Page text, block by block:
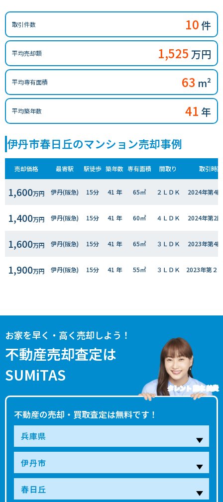
取引件数 10件
平均売却額 1,525 万円
平均専有面積 63 m²
平均築年数 41 年
伊丹市春日丘のマンション売却事例
売却価格 最寄駅 駅徒歩 築年数 専有面積 間取り 取引時期
1,600万円 伊丹(阪急) 15分 41 年 65㎡ ２ＬＤＫ 2024年第4
1,400万円 伊丹(阪急) 15分 41 年 60㎡ ４ＬＤＫ 2024年第2
1,600万円 伊丹(阪急) 15分 41 年 65㎡ ３ＬＤＫ 2023年第4
1,900万円 伊丹(阪急) 15分 41 年 55㎡ ３ＬＤＫ 2023年第２
1,300 万円 伊丹(阪急) 15分 41 年 ２ＬＤＫ 2021年第２
1,700万円 伊丹(阪急) ３ＬＤＫ 2021年第２
2,000 伊丹(阪急) 16分 41 年 60㎡ ３ＬＤＫ 2020年第４
2,000万円 伊丹(阪急) 14分 41 年 80㎡ ３ＬＤＫ 2020年第３
お家を早く・高く売却しよう！
不動産売却査定は
SUMiTAS
不動産の売却・買取査定は無料です！
タレント 藤本 美貴